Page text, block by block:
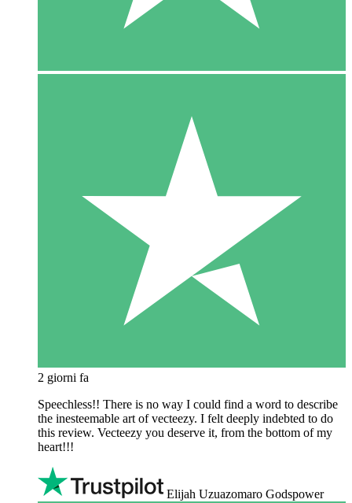
2 giorni fa
Speechless!! There is no way I could find a word to describe
the inesteemable art of vecteezy. I felt deeply indebted to do
this review. Vecteezy you deserve it, from the bottom of my
heart!!!
Elijah Uzuazomaro Godspower